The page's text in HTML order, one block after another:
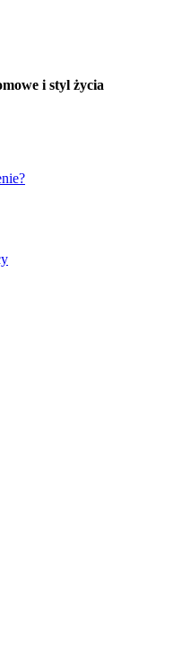
i styl życia